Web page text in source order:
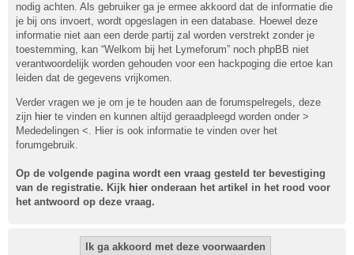
nodig achten. Als gebruiker ga je ermee akkoord dat de informatie die
je bij ons invoert, wordt opgeslagen in een database. Hoewel deze
informatie niet aan een derde partij zal worden verstrekt zonder je
toestemming, kan “Welkom bij het Lymeforum” noch phpBB niet
verantwoordelijk worden gehouden voor een hackpoging die ertoe kan
leiden dat de gegevens vrijkomen.
Verder vragen we je om je te houden aan de forumspelregels, deze
zijn hier te vinden en kunnen altijd geraadpleegd worden onder >
Mededelingen <. Hier is ook informatie te vinden over het
forumgebruik.
Op de volgende pagina wordt een vraag gesteld ter bevestiging
van de registratie. Kijk hier onderaan het artikel in het rood voor
het antwoord op deze vraag.